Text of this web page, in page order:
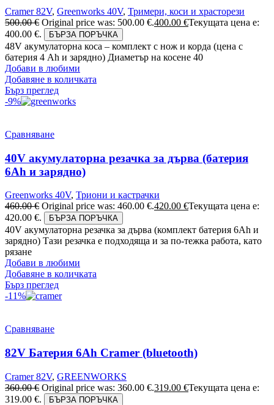
Cramer 82V, Greenworks 40V, Тримери, коси и храсторези
500.00€ Original price was: 500.00 €.400.00 €Текущата цена е:
400.00 €.
БЪРЗА ПОРЪЧКА
48V акумулаторна коса – комплект с нож и корда (цена с
батерия 4 Ah и зарядно) Диаметър на косене 40
Добави в любими
Добавяне в количката
Бърз преглед
-9%
Сравняване
40V акумулаторна резачка за дърва (батерия
6Аh и зарядно)
Greenworks 40V, Триони и кастрачки
460.00€ Original price was: 460.00 €.420.00 €Текущата цена е:
420.00 €.
БЪРЗА ПОРЪЧКА
40V акумулаторна резачка за дърва (комплект батерия 6Ah и
зарядно) Тази резачка е подходяща и за по-тежка работа, като
рязане
Добави в любими
Добавяне в количката
Бърз преглед
-11%
Сравняване
82V Батерия 6Ah Cramer (bluetooth)
Cramer 82V, GREENWORKS
360.00€ Original price was: 360.00 €.319.00 €Текущата цена е:
319.00 €.
БЪРЗА ПОРЪЧКА